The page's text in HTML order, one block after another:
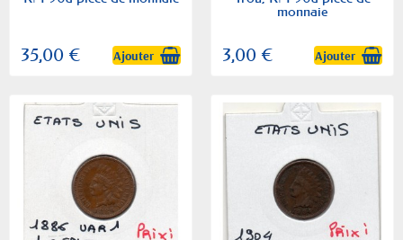
35,00 € Ajouter
monnaie
3,00 € Ajouter